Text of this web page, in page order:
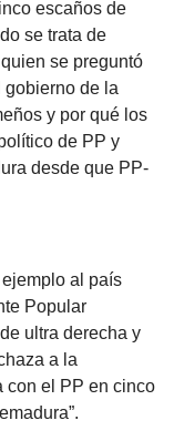
escaños de
se trata de
se preguntó
gobierno de la
y por qué los
de PP y
desde que PP-
al país
Popular
ultra derecha y
a la
con el PP en cinco